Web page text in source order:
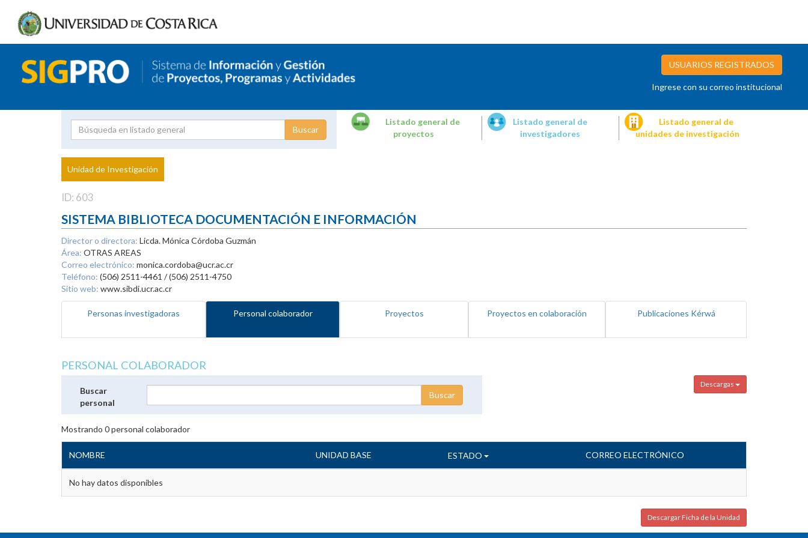
USUARIOS REGISTRADOS
Ingrese con su correo institucional
Proyecto
Investigador
Listado general de
proyectos
Listado general de
investigadores
Listado general de
unidades de investigación
Unidad de Investigación
ID: 603
SISTEMA BIBLIOTECA DOCUMENTACIÓN E INFORMACIÓN
Director o directora: Licda. Mónica Córdoba Guzmán
Área: OTRAS AREAS
Correo electrónico: monica.cordoba@ucr.ac.cr
Teléfono: (506) 2511-4461 / (506) 2511-4750
Sitio web: www.sibdi.ucr.ac.cr
Personas investigadoras Personal colaborador Proyectos Proyectos en colaboración Publicaciones Kérwá
PERSONAL COLABORADOR
Descargas
Buscar
personal
Mostrando 0personal colaborador
NOMBRE UNIDAD BASE ESTADO CORREO ELECTRÓNICO
No hay datos disponibles
Descargar Ficha de la Unidad